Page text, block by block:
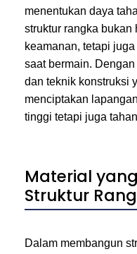
menentukan daya
struktur rangka bukan
keamanan, tetapi
saat bermain.
dan teknik konstruksi
menciptakan
tinggi tetapi juga
Material
Struktur
Dalam membangun